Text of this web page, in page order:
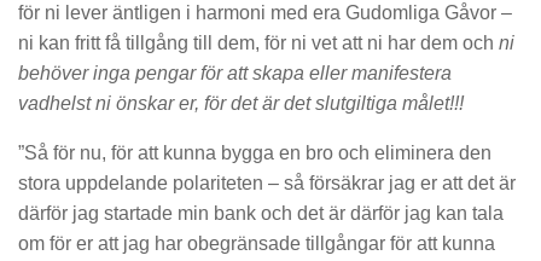
för ni lever äntligen i harmoni med era Gudomliga Gåvor –
ni kan fritt få tillgång till dem, för ni vet att ni har dem och ni
behöver inga pengar för att skapa eller manifestera
vadhelst ni önskar er, för det är det slutgiltiga målet!!!
”Så för nu, för att kunna bygga en bro och eliminera den
stora uppdelande polariteten – så försäkrar jag er att det är
därför jag startade min bank och det är därför jag kan tala
om för er att jag har obegränsade tillgångar för att kunna